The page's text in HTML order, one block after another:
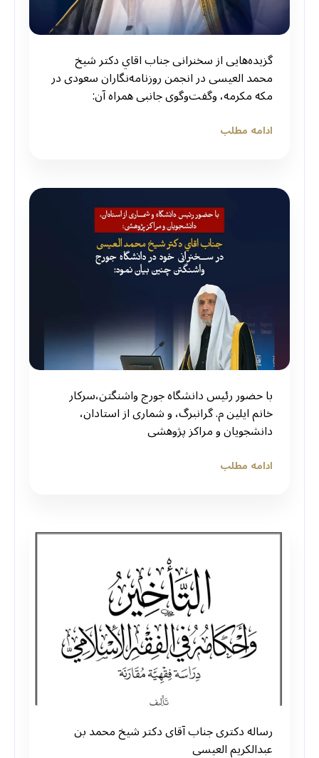
گزيده‌هایی از سخنرانی جناب اقاي دکتر شیخ
محمد العیسی در انجمن روزنامه‌نگاران سعودی در
مکه مکرمه، وگفت‌وگوی جانبی همراه آن:
ادامه مطلب
با حضور رئیس دانشگاه جورج واشنگتن،سركار
خانم ایلین م. گرانبرگ، و شماری از استادان،
دانشجویان و مراکز پژوهشی
ادامه مطلب
رساله دکتری جناب آقای دکتر شیخ محمد بن
عبدالکریم العیسی